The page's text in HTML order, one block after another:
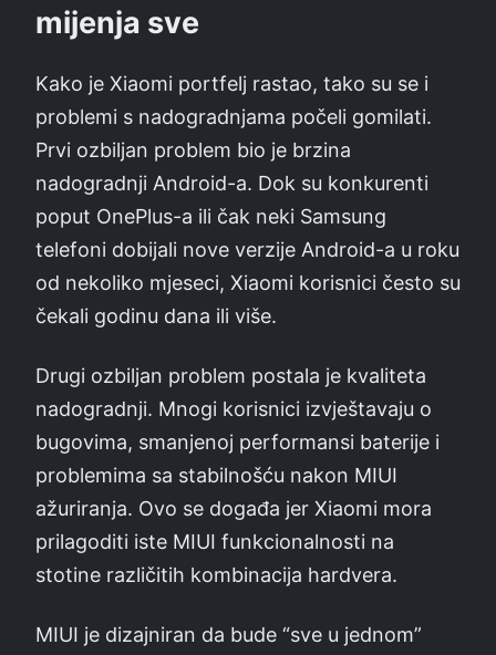
mijenja sve
Kako je Xiaomi portfelj rastao, tako su se i
problemi s nadogradnjama počeli gomilati.
Prvi ozbiljan problem bio je brzina
nadogradnji Android-a. Dok su konkurenti
poput OnePlus-a ili čak neki Samsung
telefoni dobijali nove verzije Android-a u roku
od nekoliko mjeseci, Xiaomi korisnici često su
čekali godinu dana ili više.
Drugi ozbiljan problem postala je kvaliteta
nadogradnji. Mnogi korisnici izvještavaju o
bugovima, smanjenoj performansi baterije i
problemima sa stabilnošću nakon MIUI
ažuriranja. Ovo se događa jer Xiaomi mora
prilagoditi iste MIUI funkcionalnosti na
stotine različitih kombinacija hardvera.
MIUI je dizajniran da bude “sve u jednom”